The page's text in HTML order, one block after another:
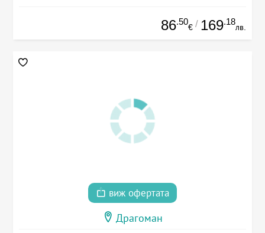
86.50
€ / 169.18
лв.
виж офертата
Драгоман